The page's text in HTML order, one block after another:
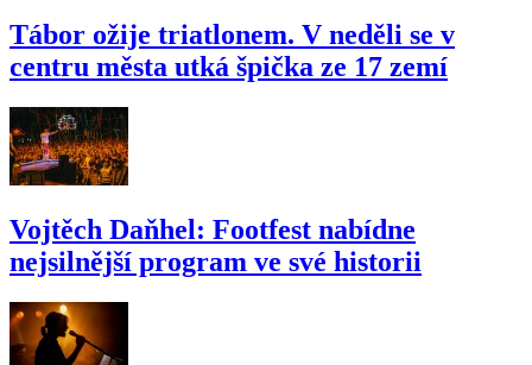
Tábor ožije triatlonem. V neděli se v
centru města utká špička ze 17 zemí
Vojtěch Daňhel: Footfest nabídne
nejsilnější program ve své historii